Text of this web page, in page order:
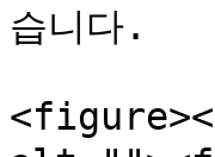
습니다.